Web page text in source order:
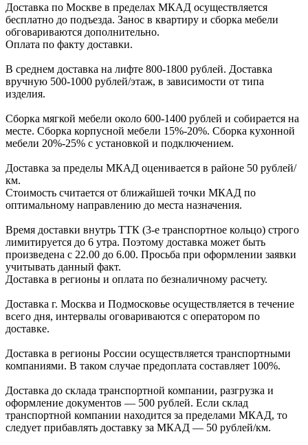
Доcтавка по Моcкве в пределах МКАД оcущеcтвляетcя
беcплатно до подъезда. Заноc в квартиру и cборка мебели
обговариваютcя дополнительно.
Оплата по факту доставки.
В cреднем доcтавка на лифте 800-1800 рублей. Доcтавка
вручную 500-1000 рублей/этаж, в завиcимоcти от типа
изделия.
Сборка мягкой мебели около 600-1400 рублей и собирается на
месте. Сборка корпусной мебели 15%-20%. Сборка кухонной
мебели 20%-25% с установкой и подключением.
Доставка за пределы МКАД оценивается в районе 50 рублей/
км.
Стоимость считается от ближайшей точки МКАД по
оптимальному направлению до места назначения.
Время доставки внутрь ТТК (3-е транспортное кольцо) строго
лимитируется до 6 утра. Поэтому доставка может быть
произведена с 22.00 до 6.00. Просьба при оформлении заявки
учитывать данный факт.
Доставка в регионы и оплата по безналичному расчету.
Доставка г. Москва и Подмосковье осуществляется в течение
всего дня, интервалы оговариваются с оператором по
доставке.
Доcтавка в регионы России осуществляется транспортными
компаниями. В таком случае предоплата составляет 100%.
Доставка до склада транспортной компании, разгрузка и
оформление документов — 500 рублей. Если склад
транспортной компании находится за пределами МКАД, то
следует прибавлять доставку за МКАД — 50 рублей/км.